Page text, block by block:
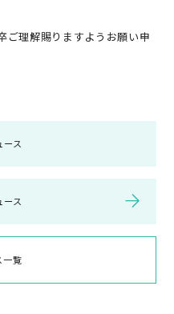
ご理解賜りますようお願い申
ース
一覧
ース